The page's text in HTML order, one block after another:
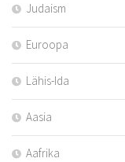
Judaism
Euroopa
Lähis-Ida
Aasia
Aafrika